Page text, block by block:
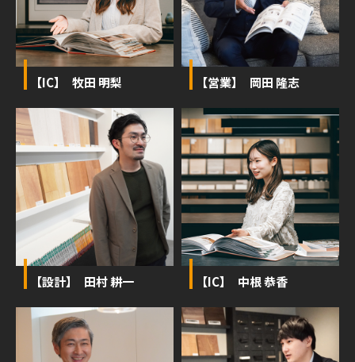
【IC】 牧田 明梨 【営業】 岡田 隆志
【設計】 田村 耕一 【IC】 中根 恭香